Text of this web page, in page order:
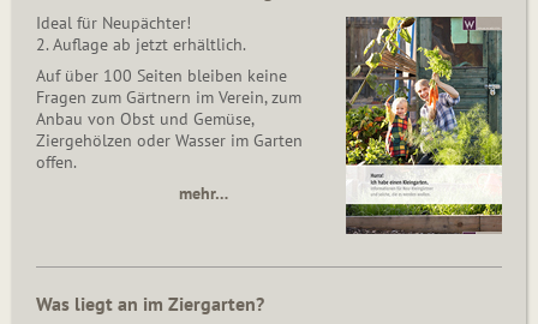
Ideal für Neupächter!
2. Auflage ab jetzt erhältlich.
Auf über 100 Seiten bleiben keine
Fragen zum Gärtnern im Verein, zum
Anbau von Obst und Gemüse,
Ziergehölzen oder Wasser im Garten
offen.
mehr…
Was liegt an im Ziergarten?